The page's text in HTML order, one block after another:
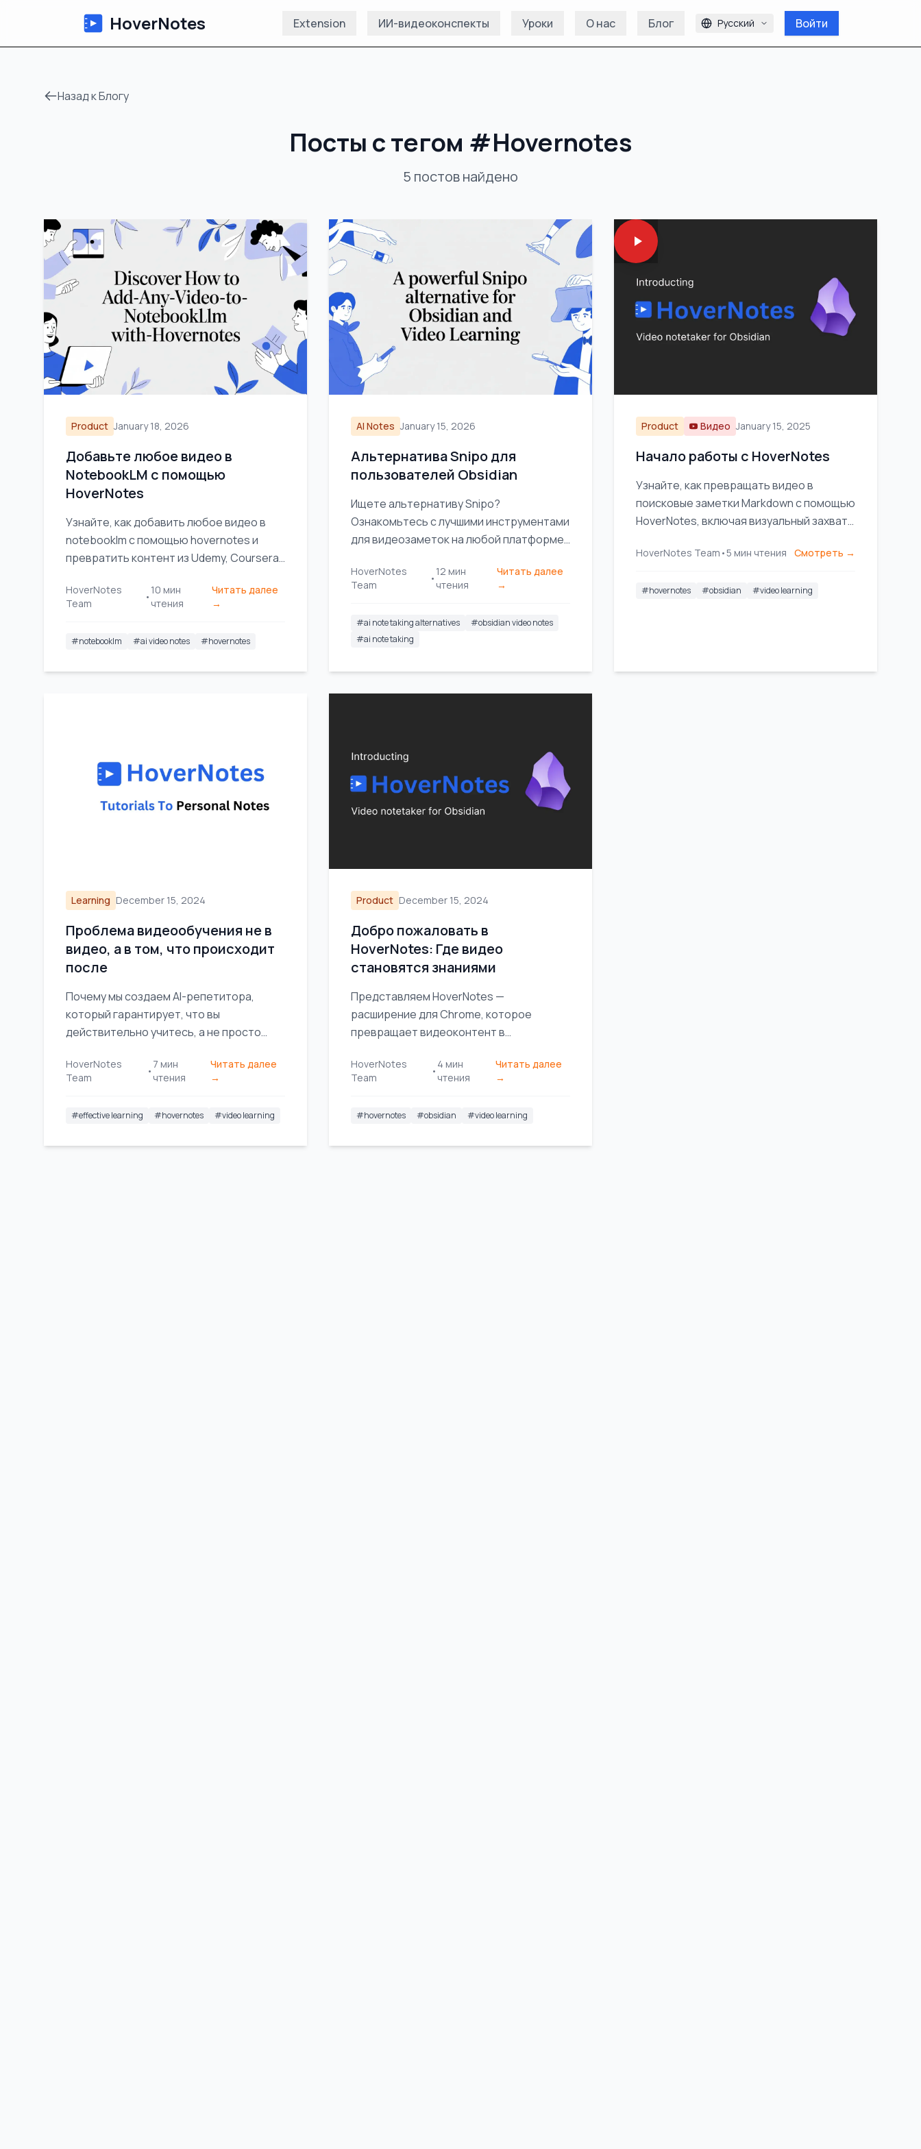
HoverNotes Extension ИИ-видеоконспекты Уроки О нас Блог Русский Войти
Назад к Блогу
Посты с тегом #Hovernotes
5 постовнайдено
Product January 18, 2026
Добавьте любое видео в
NotebookLM с помощью
HoverNotes
Узнайте, как добавить любое видео в
notebooklm с помощью hovernotes и
превратить контент из Udemy, Coursera
более глубокого обучения.
HoverNotes
Team
•
10 мин
чтения
Читать далее
→
#notebooklm #ai video notes #hovernotes
AI Notes January 15, 2026
Альтернатива Snipo для
пользователей Obsidian
Ищете альтернативу Snipo?
Ознакомьтесь с лучшими инструментами
для видеозаметок на любой платформе,
хранению для пользователей Obsidian.
HoverNotes
Team
•
12 мин
чтения
Читать далее
→
#ai note taking alternatives #obsidian video notes
#ai note taking
Product Видео January 15, 2025
Начало работы с HoverNotes
Узнайте, как превращать видео в
поисковые заметки Markdown с помощью
HoverNotes, включая визуальный захват,
хранилище Obsidian.
HoverNotes Team •5 мин чтения Смотреть →
#hovernotes #obsidian #video learning
Learning December 15, 2024
Проблема видеообучения не в
видео, а в том, что происходит
после
Почему мы создаем AI-репетитора,
который гарантирует, что вы
действительно учитесь, а не просто
игрушек до создания обучающих
инструментов, которые действительно
HoverNotes
Team
•
7 мин
чтения
Читать далее
→
#effective learning #hovernotes #video learning
Product December 15, 2024
Добро пожаловать в
HoverNotes: Где видео
становятся знаниями
Представляем HoverNotes —
расширение для Chrome, которое
превращает видеоконтент в
заметки в вашем хранилище Obsidian.
Ваше обучение, ваши знания, ваш
HoverNotes
Team
•
4 мин
чтения
Читать далее
→
#hovernotes #obsidian #video learning